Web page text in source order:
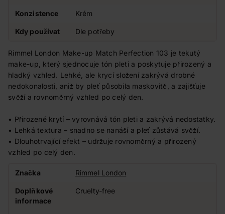
Konzistence Krém
Kdy používat Dle potřeby
Rimmel London Make-up Match Perfection 103 je tekutý
make-up, který sjednocuje tón pleti a poskytuje přirozený a
hladký vzhled. Lehké, ale krycí složení zakrývá drobné
nedokonalosti, aniž by pleť působila maskovitě, a zajišťuje
svěží a rovnoměrný vzhled po celý den.
• Přirozené krytí – vyrovnává tón pleti a zakrývá nedostatky.
• Lehká textura – snadno se nanáší a pleť zůstává svěží.
• Dlouhotrvající efekt – udržuje rovnoměrný a přirozený
vzhled po celý den.
Značka Rimmel London
Doplňkové
informace
Cruelty-free